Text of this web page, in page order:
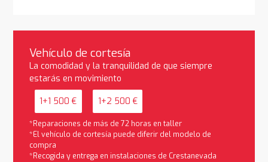
Vehículo de cortesía
La comodidad y la tranquilidad de que siempre
estarás en movimiento
1+1 500 € 1+2 500 €
*Reparaciones de más de 72 horas en taller
*El vehículo de cortesía puede diferir del modelo de
compra
*Recogida y entrega en instalaciones de Crestanevada